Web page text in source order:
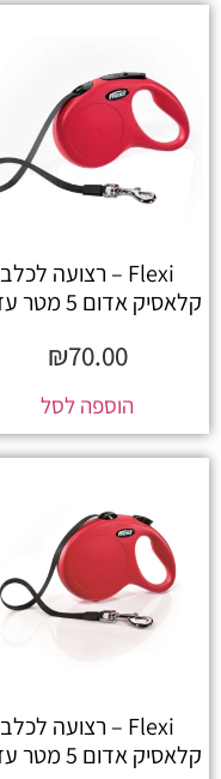
Flexi – רצועה לכלב
קלאסיק אדום 5 מטר עד...
₪70.00
הוספה לסל
Flexi – רצועה לכלב
קלאסיק אדום 5 מטר עד...